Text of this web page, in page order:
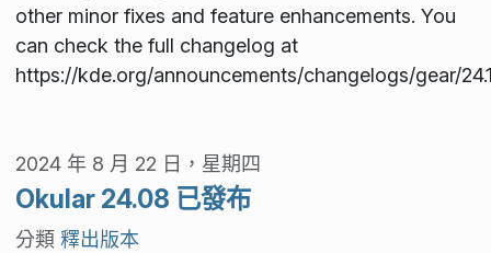
other minor fixes and feature enhancements. You
can check the full changelog at
https://kde.org/announcements/changelogs/gear/
2024 年 8 月 22 日，星期四
Okular 24.08 已發布
分類 釋出版本